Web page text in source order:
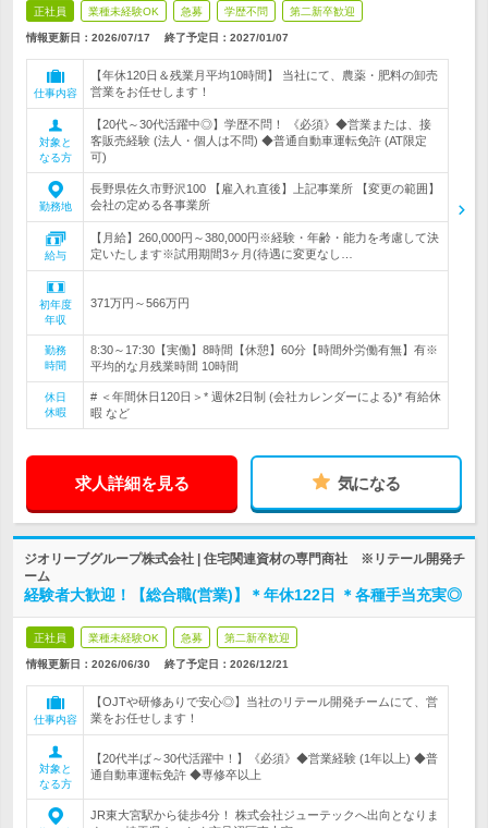
正社員 業種未経験OK 急募 学歴不問 第二新卒歓迎
情報更新日：2026/07/17 終了予定日： 2027/01/07
仕事内容
【年休120日＆残業月平均10時間】 当社にて、農薬・肥料の卸売
営業をお任せします！
対象と
なる方
【20代～30代活躍中◎】学歴不問！ 《必須》◆営業または、接
客販売経験 (法人・個人は不問) ◆普通自動車運転免許 (AT限定
可)
勤務地
長野県佐久市野沢100 【雇入れ直後】上記事業所 【変更の範囲】
会社の定める各事業所
給与
【月給】260,000円～380,000円※経験・年齢・能力を考慮して決
定いたします※試用期間3ヶ月(待遇に変更なし…
初年度
年収
371万円～566万円
勤務
時間
8:30～17:30【実働】8時間【休憩】60分【時間外労働有無】有※
平均的な月残業時間 10時間
休日
休暇
# ＜年間休日120日＞* 週休2日制 (会社カレンダーによる)* 有給休
暇 など
求人詳細を見る 気になる
ジオリーブグループ株式会社 | 住宅関連資材の専門商社 ※リテール開発チ
ーム
経験者大歓迎！【総合職(営業)】＊年休122日 ＊各種手当充実◎
正社員 業種未経験OK 急募 第二新卒歓迎
情報更新日：2026/06/30 終了予定日： 2026/12/21
仕事内容
【OJTや研修ありで安心◎】当社のリテール開発チームにて、営
業をお任せします！
対象と
なる方
【20代半ば～30代活躍中！】《必須》◆営業経験 (1年以上) ◆普
通自動車運転免許 ◆専修卒以上
JR東大宮駅から徒歩4分！ 株式会社ジューテックへ出向となりま